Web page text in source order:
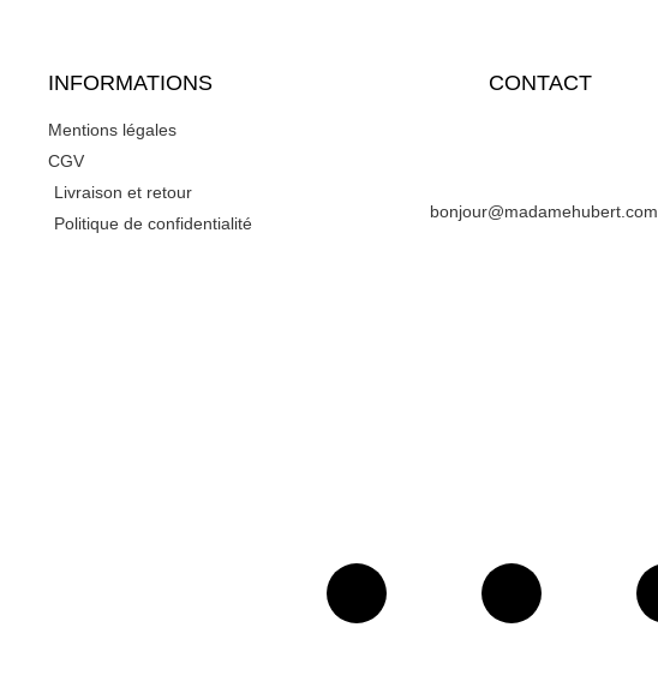
INFORMATIONS
Mentions légales
CGV
Livraison et retour
Politique de confidentialité
CONTACT
bonjour@madamehubert.com